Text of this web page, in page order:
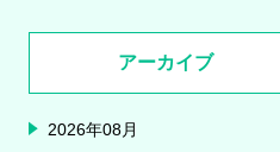
アーカイブ
2026年08月